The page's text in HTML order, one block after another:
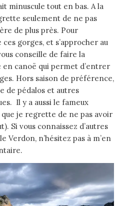
minuscule tout en bas. A la
seulement de ne pas
de plus près. Pour
gorges, et s’approcher au
conseille de faire la
canoë qui permet d’entrer
Hors saison de préférence,
de pédalos et autres
Il y a aussi le fameux
je regrette de ne pas avoir
Si vous connaissez d’autres
Verdon, n’hésitez pas à m’en